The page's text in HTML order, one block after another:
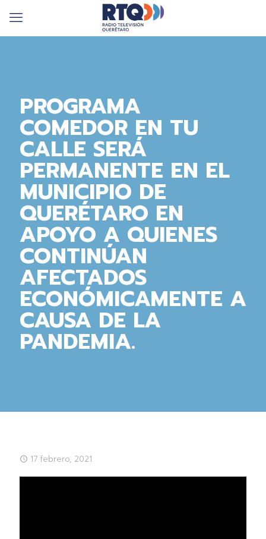
PROGRAMA
COMEDOR EN TU
CALLE SERÁ
PERMANENTE EN EL
MUNICIPIO DE
QUERÉTARO EN
APOYO A QUIENES
CONTINÚAN
AFECTADOS
ECONÓMICAMENTE A
CAUSA DE LA
PANDEMIA.
17 febrero, 2021